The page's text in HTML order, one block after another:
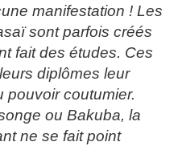
manifestation ! Les
sont parfois créés
fait des études. Ces
diplômes leur
pouvoir coutumier.
ou Bakuba, la
ne se fait point